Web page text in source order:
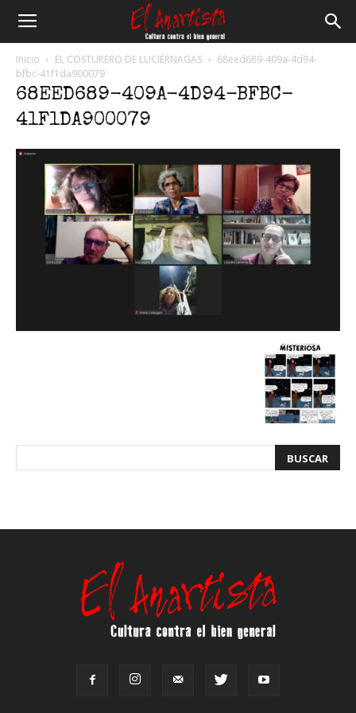
Anartista
Inicio EL COSTURERO DE LUCIÉRNAGAS
68eed689-409a-4d94-
bfbc-41f1da900079
68EED689-409A-4D94-BFBC-
41F1DA900079